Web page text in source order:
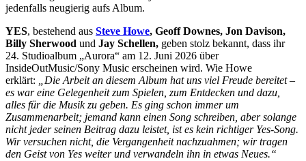
jedenfalls neugierig aufs Album.
YES, bestehend aus Steve Howe, Geoff Downes, Jon Davison,
Billy Sherwood und Jay Schellen, geben stolz bekannt, dass ihr
24. Studioalbum „Aurora“ am 12. Juni 2026 über
InsideOutMusic/Sony Music erscheinen wird. Wie Howe
erklärt:
„Die Arbeit an diesem Album hat uns viel Freude bereitet –
es war eine Gelegenheit zum Spielen, zum Entdecken und dazu,
alles für die Musik zu geben. Es ging schon immer um
Zusammenarbeit; jemand kann einen Song schreiben, aber solange
nicht jeder seinen Beitrag dazu leistet, ist es kein richtiger Yes-Song.
Wir versuchen nicht, die Vergangenheit nachzuahmen; wir tragen
den Geist von Yes weiter und verwandeln ihn in etwas Neues.“